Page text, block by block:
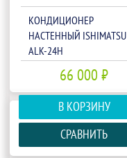
КОНДИЦИОНЕР
НАСТЕННЫЙ ISHIMATSU
ALK-24H
66 000 ₽
В КОРЗИНУ
СРАВНИТЬ